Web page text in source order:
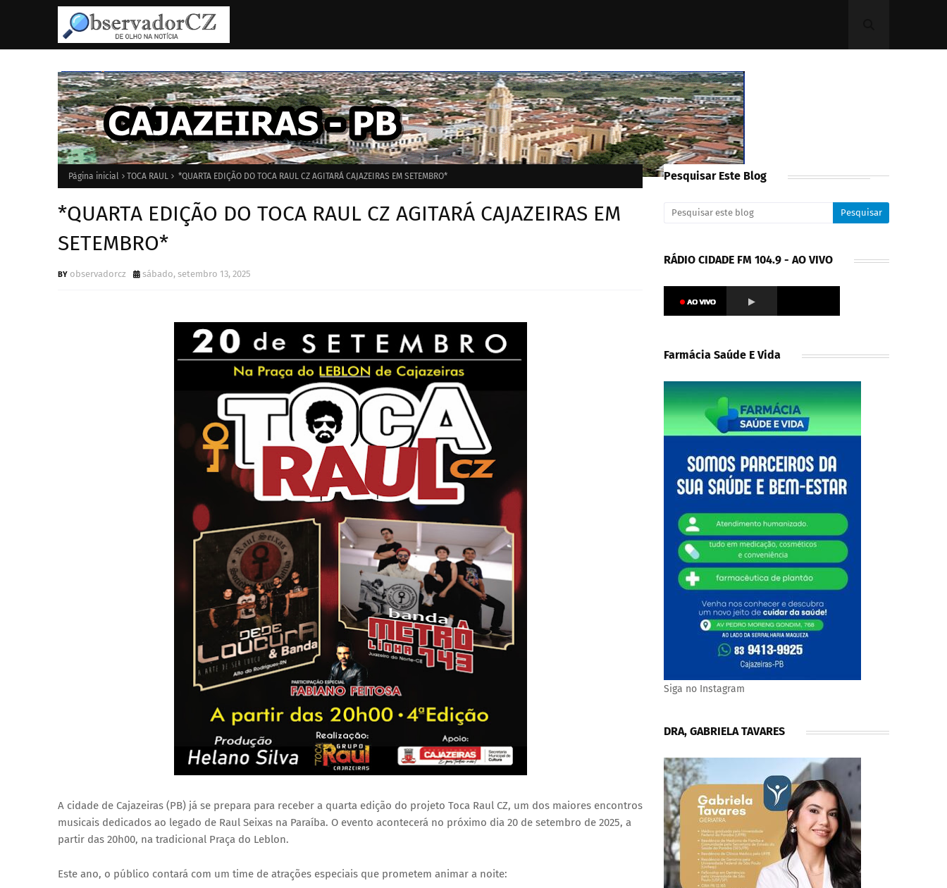
Página inicial TOCA RAUL *QUARTA EDIÇÃO DO TOCA RAUL CZ AGITARÁ CAJAZEIRAS EM SETEMBRO*
*QUARTA EDIÇÃO DO TOCA RAUL CZ AGITARÁ CAJAZEIRAS EM
SETEMBRO*
observadorcz sábado, setembro 13, 2025
A cidade de Cajazeiras (PB) já se prepara para receber a quarta edição do projeto Toca Raul CZ, um dos maiores encontros
musicais dedicados ao legado de Raul Seixas na Paraíba. O evento acontecerá no próximo dia 20 de setembro de 2025, a
partir das 20h00, na tradicional Praça do Leblon.
Este ano, o público contará com um time de atrações especiais que prometem animar a noite:
Pesquisar Este Blog
RÁDIO CIDADE FM 104.9 - AO VIVO
Farmácia Saúde E Vida
Siga no Instagram
DRA, GABRIELA TAVARES